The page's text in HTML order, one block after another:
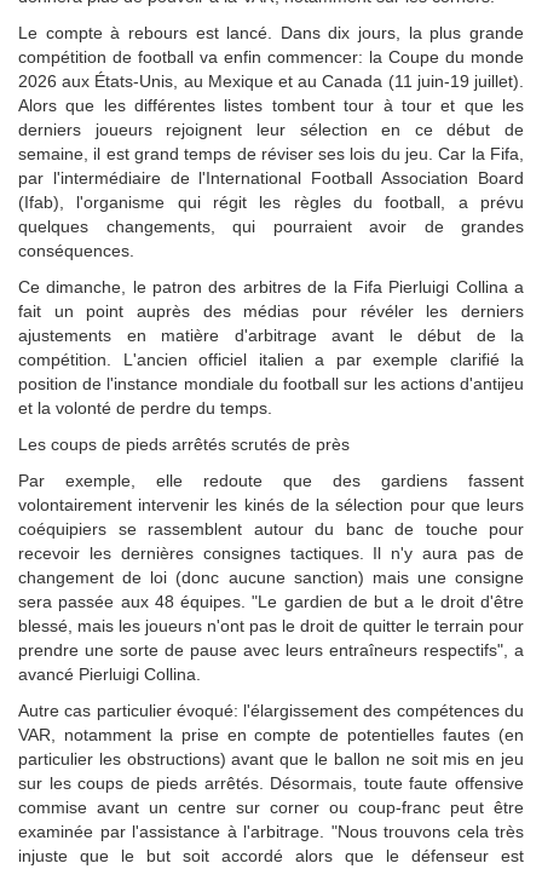
Le compte à rebours est lancé. Dans dix jours, la plus grande
compétition de football va enfin commencer: la Coupe du monde
2026 aux États-Unis, au Mexique et au Canada (11 juin-19 juillet).
Alors que les différentes listes tombent tour à tour et que les
derniers joueurs rejoignent leur sélection en ce début de
semaine, il est grand temps de réviser ses lois du jeu. Car la Fifa,
par l'intermédiaire de l'International Football Association Board
(Ifab), l'organisme qui régit les règles du football, a prévu
quelques changements, qui pourraient avoir de grandes
conséquences.
Ce dimanche, le patron des arbitres de la Fifa Pierluigi Collina a
fait un point auprès des médias pour révéler les derniers
ajustements en matière d'arbitrage avant le début de la
compétition. L'ancien officiel italien a par exemple clarifié la
position de l'instance mondiale du football sur les actions d'antijeu
et la volonté de perdre du temps.
Les coups de pieds arrêtés scrutés de près
Par exemple, elle redoute que des gardiens fassent
volontairement intervenir les kinés de la sélection pour que leurs
coéquipiers se rassemblent autour du banc de touche pour
recevoir les dernières consignes tactiques. Il n'y aura pas de
changement de loi (donc aucune sanction) mais une consigne
sera passée aux 48 équipes. "Le gardien de but a le droit d'être
blessé, mais les joueurs n'ont pas le droit de quitter le terrain pour
prendre une sorte de pause avec leurs entraîneurs respectifs", a
avancé Pierluigi Collina.
Autre cas particulier évoqué: l'élargissement des compétences du
VAR, notamment la prise en compte de potentielles fautes (en
particulier les obstructions) avant que le ballon ne soit mis en jeu
sur les coups de pieds arrêtés. Désormais, toute faute offensive
commise avant un centre sur corner ou coup-franc peut être
examinée par l'assistance à l'arbitrage. "Nous trouvons cela très
injuste que le but soit accordé alors que le défenseur est